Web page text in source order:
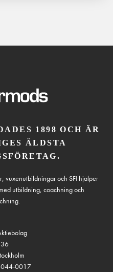
1898 OCH ÄR
ÄLDSTA
vuxenutbildningar och SFI hjälper
utbildning, coachning och
36
0017